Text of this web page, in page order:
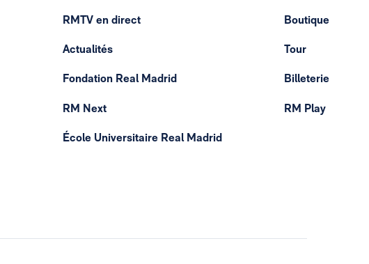
RMTV en direct
Actualités
Fondation Real Madrid
RM Next
École Universitaire Real Madrid
Boutique
Tour
Billeterie
RM Play